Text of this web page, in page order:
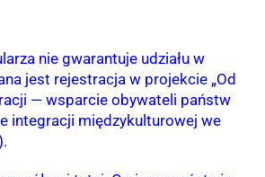
nie gwarantuje udziału w
jest rejestracja w projekcie „Od
— wsparcie obywateli państw
integracji międzykulturowej we